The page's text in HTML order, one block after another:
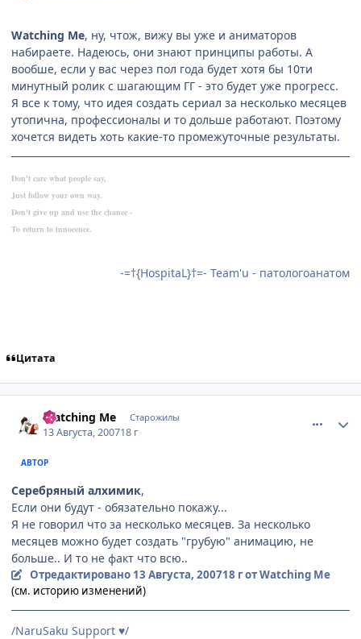
Watching Me, ну, чтож, вижу вы уже и аниматоров
набираете. Надеюсь, они знают принципы работы. А
вообше, если у вас через пол года будет хотя бы 10ти
минутный ролик с шагающим ГГ - это будет уже прогресс.
Я все к тому, что идея создать сериал за несколько месяцев
утопична, профессионалы и то дольше работают. Поэтому
хочется видеть хоть какие-то промежуточные результаты.
Don't care what people say,
Just follow your own way.
Don't give up and use the chance -
To return to innocence.
-=†{HospitaL}†=- Team'u - патологоанатом
Цитата
Watching Me Старожилы
13 Августа, 200718 г
АВТОР
Серебряный алхимик,
Если они будут - обязательно покажу...
Я не говорил что за несколько месяцев. За несколько
месяцев можно будет создать "грубую" анимацию, не
больше.. И то не факт что всю..
Отредактировано 13 Августа, 200718 гот Watching Me
(см. историю изменений)
/NaruSaku Support ♥/